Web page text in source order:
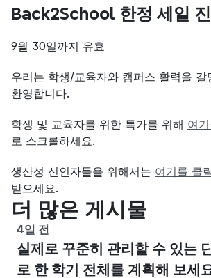
Back2School 한정 세일
9월 30일까지 유효
우리는 학생/교육자와 캠퍼스 활력을 갈
환영합니다.
학생 및 교육자를 위한 특가를 위해 여
로 스크롤하세요.
생산성 신인자들을 위해서는 여기를 클
받으세요.
더 많은 게시물
4일 전
실제로 꾸준히 관리할 수 있는
로 한 학기 전체를 계획해 보세